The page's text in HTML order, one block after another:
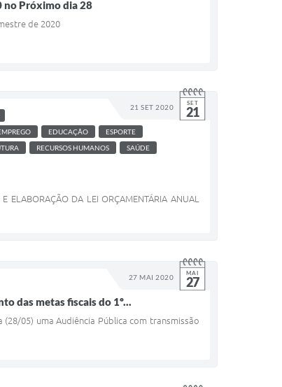
no Próximo dia 28
de 2020
21 SET 2020 SET
21
EDUCAÇÃO
ESPORTE
RECURSOS HUMANOS
SAÚDE
ELABORAÇÃO DA LEI ORÇAMENTÁRIA ANUAL
27 MAI 2020 MAI
27
das metas fiscais do 1º...
05) uma Audiência Pública com transmissão